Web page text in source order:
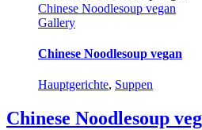
Chinese Noodlesoup vegan
Gallery
Chinese Noodlesoup vegan
Hauptgerichte, Suppen
Chinese Noodlesoup